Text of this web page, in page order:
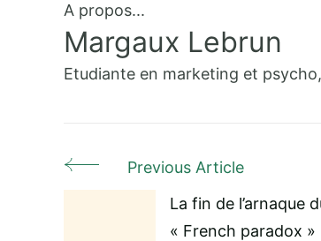
A propos...
Margaux Lebrun
Etudiante en marketing et
Post
Navigation
Previous Article
La fin de l’arnaque
« French paradox »